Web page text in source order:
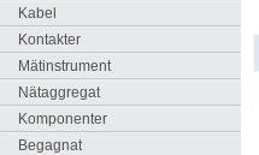
Kabel
Kontakter
Mätinstrument
Nätaggregat
Komponenter
Begagnat